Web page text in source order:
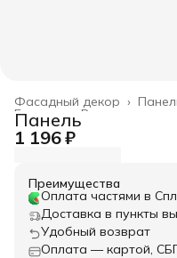
Фасадный декор ›
Весь
Главная ›
Панель
1 196 ₽
Преимущества
Оплата частями в
Доставка в пункты
Удобный возврат
Оплата — картой,